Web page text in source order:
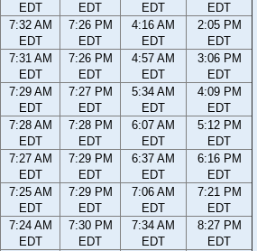
EDT
EDT
EDT
EDT
7:32 AM
EDT
7:26 PM
EDT
4:16 AM
EDT
2:05 PM
EDT
7:31 AM
EDT
7:26 PM
EDT
4:57 AM
EDT
3:06 PM
EDT
7:29 AM
EDT
7:27 PM
EDT
5:34 AM
EDT
4:09 PM
EDT
7:28 AM
EDT
7:28 PM
EDT
6:07 AM
EDT
5:12 PM
EDT
7:27 AM
EDT
7:29 PM
EDT
6:37 AM
EDT
6:16 PM
EDT
7:25 AM
EDT
7:29 PM
EDT
7:06 AM
EDT
7:21 PM
EDT
7:24 AM
EDT
7:30 PM
EDT
7:34 AM
EDT
8:27 PM
EDT